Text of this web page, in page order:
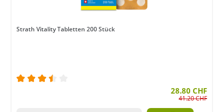
Strath Vitality Tabletten 200 Stück
Durchschnittliche Bewertung von 3.5 von 5
28.80 CHF
41.20 CHF